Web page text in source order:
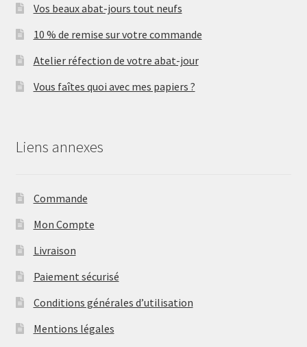
Vos beaux abat-jours tout neufs
10 % de remise sur votre commande
Atelier réfection de votre abat-jour
Vous faîtes quoi avec mes papiers ?
Liens annexes
Commande
Mon Compte
Livraison
Paiement sécurisé
Conditions générales d’utilisation
Mentions légales